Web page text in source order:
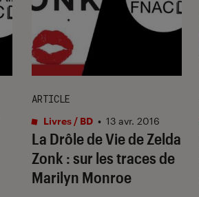
La Drôle de Vie de Zelda
Zonk : sur les traces de
Marilyn Monroe
ARTICLE
Livres / BD • 13 avr. 2016